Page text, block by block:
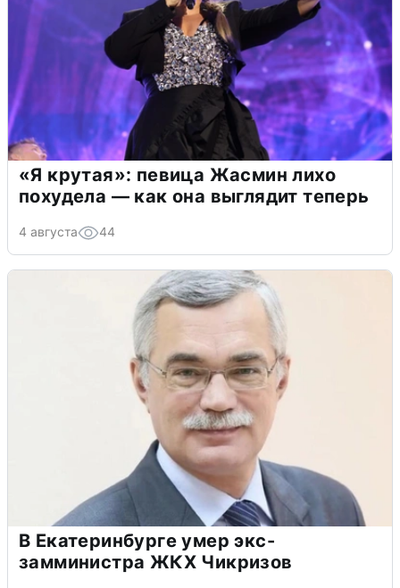
«Я крутая»: певица Жасмин лихо
похудела — как она выглядит теперь
4 августа 44
В Екатеринбурге умер экс-
замминистра ЖКХ Чикризов